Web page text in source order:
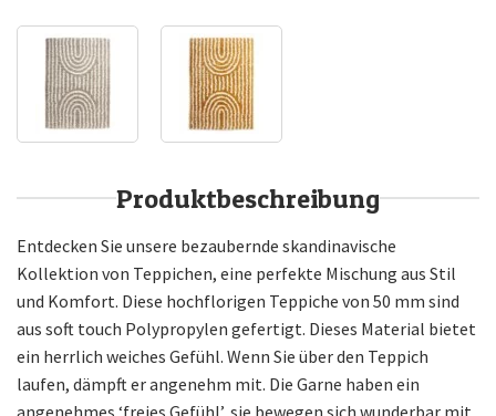
Produktbeschreibung
Entdecken Sie unsere bezaubernde skandinavische
Kollektion von Teppichen, eine perfekte Mischung aus Stil
und Komfort. Diese hochflorigen Teppiche von 50 mm sind
aus soft touch Polypropylen gefertigt. Dieses Material bietet
ein herrlich weiches Gefühl. Wenn Sie über den Teppich
laufen, dämpft er angenehm mit. Die Garne haben ein
angenehmes ‘freies Gefühl’, sie bewegen sich wunderbar mit